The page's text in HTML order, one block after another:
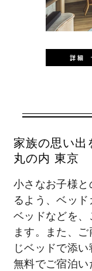
詳細
期間
ご予
があ
最低
2泊
家族の思い出
丸の内 東京
小さなお子様
るよう、ベッ
ベッドなどを、
ます。また、
じベッドで添
無料でご宿泊